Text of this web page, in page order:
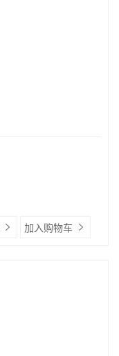
加入购物车